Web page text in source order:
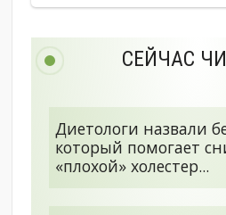
СЕЙЧАС
Диетологи назвали
который помогает
«плохой» холестер...